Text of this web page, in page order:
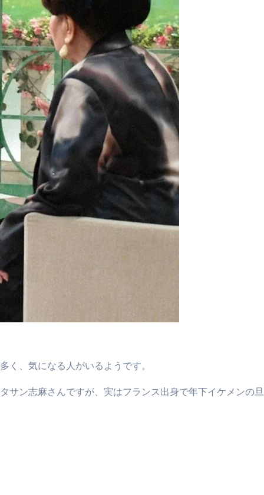
く、気になる人がいるようです。
サン志麻さんですが、実はフランス出身で年下イケメンの旦